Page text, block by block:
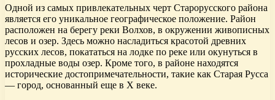
Одной из самых привлекательных черт Старорусского района
является его уникальное географическое положение. Район
расположен на берегу реки Волхов, в окружении живописных
лесов и озер. Здесь можно насладиться красотой древних
русских лесов, покататься на лодке по реке или окунуться в
прохладные воды озер. Кроме того, в районе находятся
исторические достопримечательности, такие как Старая Русса
— город, основанный еще в X веке.